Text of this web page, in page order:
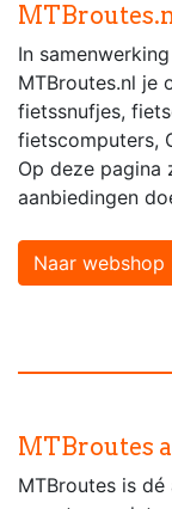
In
MTBroutes.nl je
fietssnufjes,
fietscomputers,
Op deze pagina
aanbiedingen
Naar webshop
MTBroutes
MTBroutes is